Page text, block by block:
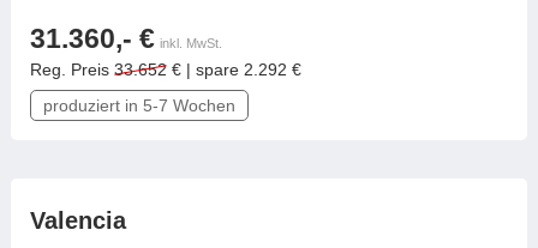
31.360,- € inkl. MwSt.
Reg. Preis 33.652 € | spare 2.292 €
produziert in 5-7 Wochen
Valencia